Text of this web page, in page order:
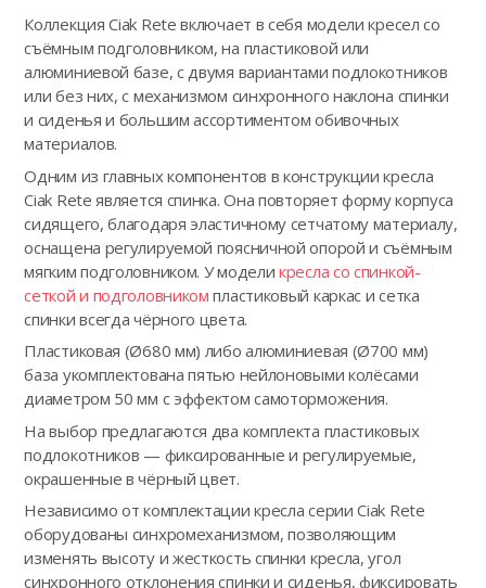
Коллекция Ciak Rete включает в себя модели кресел со
съёмным подголовником, на пластиковой или
алюминиевой базе, с двумя вариантами подлокотников
или без них, с механизмом синхронного наклона спинки
и сиденья и большим ассортиментом обивочных
материалов.
Одним из главных компонентов в конструкции кресла
Ciak Rete является спинка. Она повторяет форму корпуса
сидящего, благодаря эластичному сетчатому материалу,
оснащена регулируемой поясничной опорой и съёмным
мягким подголовником. У моделикресла со спинкой-
сеткой и подголовником пластиковый каркас и сетка
спинки всегда чёрного цвета.
Пластиковая (Ø680 мм) либо алюминиевая (Ø700 мм)
база укомплектована пятью нейлоновыми колёсами
диаметром 50 мм с эффектом самоторможения.
На выбор предлагаются два комплекта пластиковых
подлокотников — фиксированные и регулируемые,
окрашенные в чёрный цвет.
Независимо от комплектации кресла серии Ciak Rete
оборудованы синхромеханизмом, позволяющим
изменять высоту и жесткость спинки кресла, угол
синхронного отклонения спинки и сиденья, фиксировать